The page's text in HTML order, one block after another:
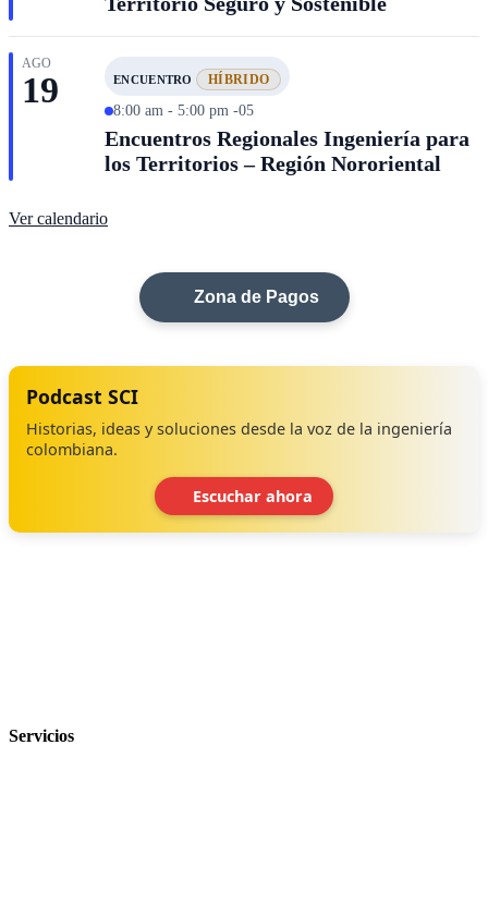
AGO
19 ENCUENTRO HÍBRIDO
8:00 am - 5:00 pm -05
Encuentros Regionales Ingeniería para
los Territorios – Región Nororiental
Ver calendario
Zona de Pagos
Podcast SCI
Historias, ideas y soluciones desde la voz de la ingeniería
colombiana.
Escuchar ahora
Servicios